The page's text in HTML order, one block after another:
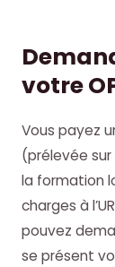
votre
Vous payez
(prélevée
la formation
charges à
pouvez
se présent